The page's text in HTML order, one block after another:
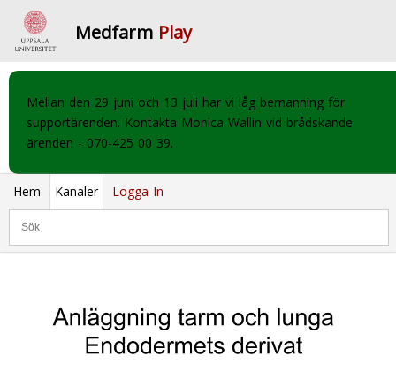
Medfarm Play
Mellan den 29 juni och 13 juli har vi låg bemanning för
supportärenden. Kontakta Monica Wallin vid brådskande
ärenden - 070-425 00 39.
Hem Kanaler Logga In